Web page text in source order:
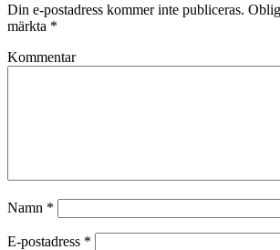
Din e-postadress kommer inte publiceras.
märkta *
Kommentar
Namn *
E-postadress *